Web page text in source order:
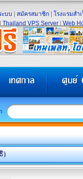
ะบบ สมัครสมาชิก โรงแรมสำเ
Thailand VPS Server Web
)